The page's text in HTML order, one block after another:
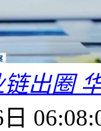
出圈